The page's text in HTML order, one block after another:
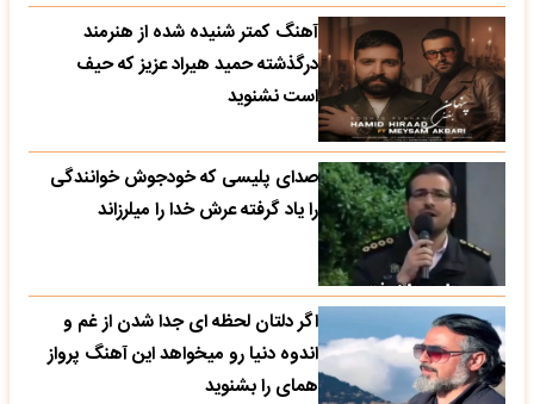
آهنگ کمتر شنیده شده از هنرمند
درگذشته حمید هیراد عزیز که حیف
است نشنوید
صدای پلیسی که خودجوش خوانندگی
را یاد گرفته عرش خدا را میلرزاند
اگر دلتان لحظه ای جدا شدن از غم و
اندوه دنیا رو میخواهد این آهنگ پرواز
همای را بشنوید